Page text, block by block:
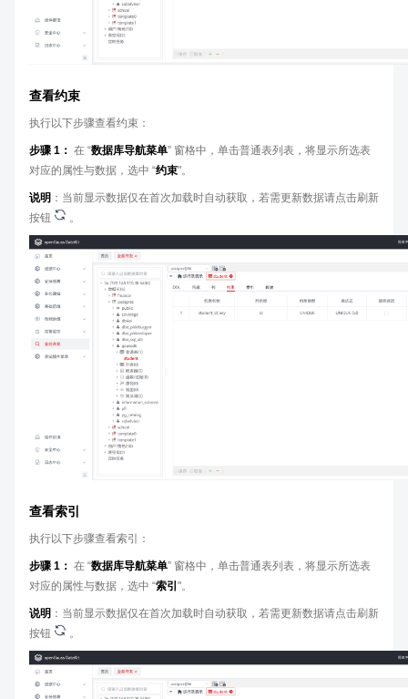
查看约束
执行以下步骤查看约束：
步骤 1： 在 “数据库导航菜单” 窗格中，单击普通表列表，将显示所选表
对应的属性与数据，选中 “约束"。
说明 ：当前显示数据仅在首次加载时自动获取，若需更新数据请点击刷新
按钮
。
查看索引
执行以下步骤查看索引：
步骤 1： 在 “数据库导航菜单” 窗格中，单击普通表列表，将显示所选表
对应的属性与数据，选中 “索引 "。
说明 ：当前显示数据仅在首次加载时自动获取，若需更新数据请点击刷新
按钮
。